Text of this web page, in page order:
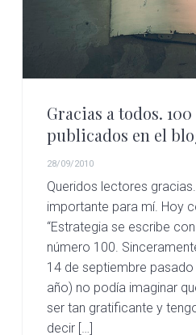
Gracias a todos.
publicados en el
28/09/2010
Queridos lectores
importante para mí. Hoy
“Estrategia se escribe
número 100.
14 de septiembre pasado
año) no podía imaginar
ser tan gratificante y
decir […]